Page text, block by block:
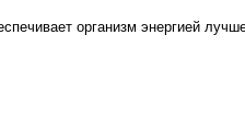
организм энергией